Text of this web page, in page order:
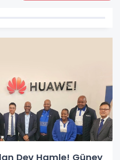
Dev Hamle! Güney